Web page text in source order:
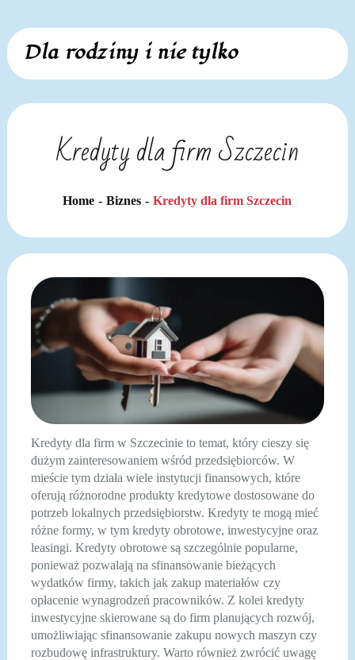
Skip
content
Dla rodziny i nie tylko
Kredyty dla firm Szczecin
Home Biznes Kredyty dla firm Szczecin
Kredyty dla firm w Szczecinie to temat, który cieszy się
dużym zainteresowaniem wśród przedsiębiorców. W
mieście tym działa wiele instytucji finansowych, które
oferują różnorodne produkty kredytowe dostosowane do
potrzeb lokalnych przedsiębiorstw. Kredyty te mogą mieć
różne formy, w tym kredyty obrotowe, inwestycyjne oraz
leasingi. Kredyty obrotowe są szczególnie popularne,
ponieważ pozwalają na sfinansowanie bieżących
wydatków firmy, takich jak zakup materiałów czy
opłacenie wynagrodzeń pracowników. Z kolei kredyty
inwestycyjne skierowane są do firm planujących rozwój,
umożliwiając sfinansowanie zakupu nowych maszyn czy
rozbudowę infrastruktury. Warto również zwrócić uwagę